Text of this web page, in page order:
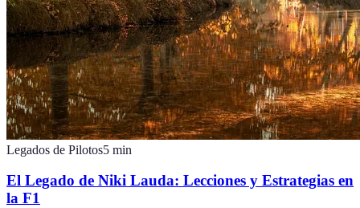
Legados de Pilotos5 min
El Legado de Niki Lauda: Lecciones y Estrategias en
la F1